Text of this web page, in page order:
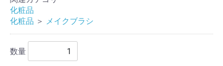
化粧品
化粧品 ＞ メイクブラシ
数量